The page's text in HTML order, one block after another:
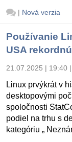
| Nová verzia
Používanie
USA
21.07.2025 | 19:40 |
Linux prvýkrát v
desktopovými
spoločnosti
podiel na trhu s
kategóriu „